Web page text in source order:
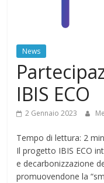
News
IBIS ECO
2 Gennaio 2023
Tempo di lettura: 2
Il progetto IBIS ECO
e decarbonizzazione
promuovendone la